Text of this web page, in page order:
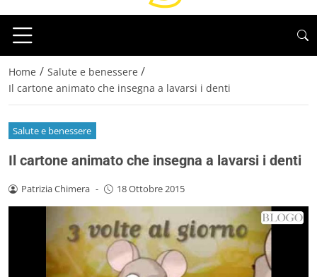
Home / Salute e benessere /
Il cartone animato che insegna a lavarsi i denti
Salute e benessere
Il cartone animato che insegna a lavarsi i denti
Patrizia Chimera - 18 Ottobre 2015